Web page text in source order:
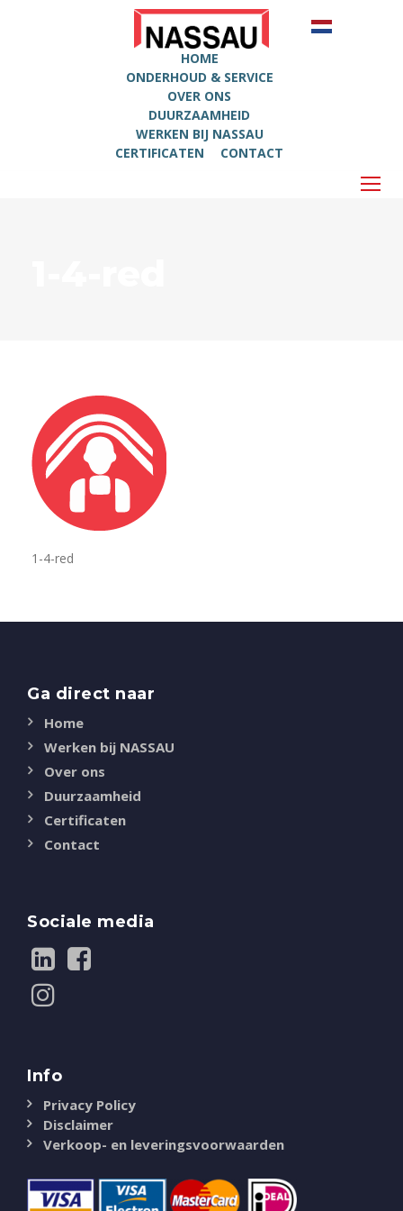
HOME
ONDERHOUD & SERVICE
OVER ONS
DUURZAAMHEID
WERKEN BIJ NASSAU
CERTIFICATEN
CONTACT
1-4-red
Ga direct naar
Home
Werken bij NASSAU
Over ons
Duurzaamheid
Certificaten
Contact
Sociale media
Info
Privacy Policy
Disclaimer
Verkoop- en leveringsvoorwaarden